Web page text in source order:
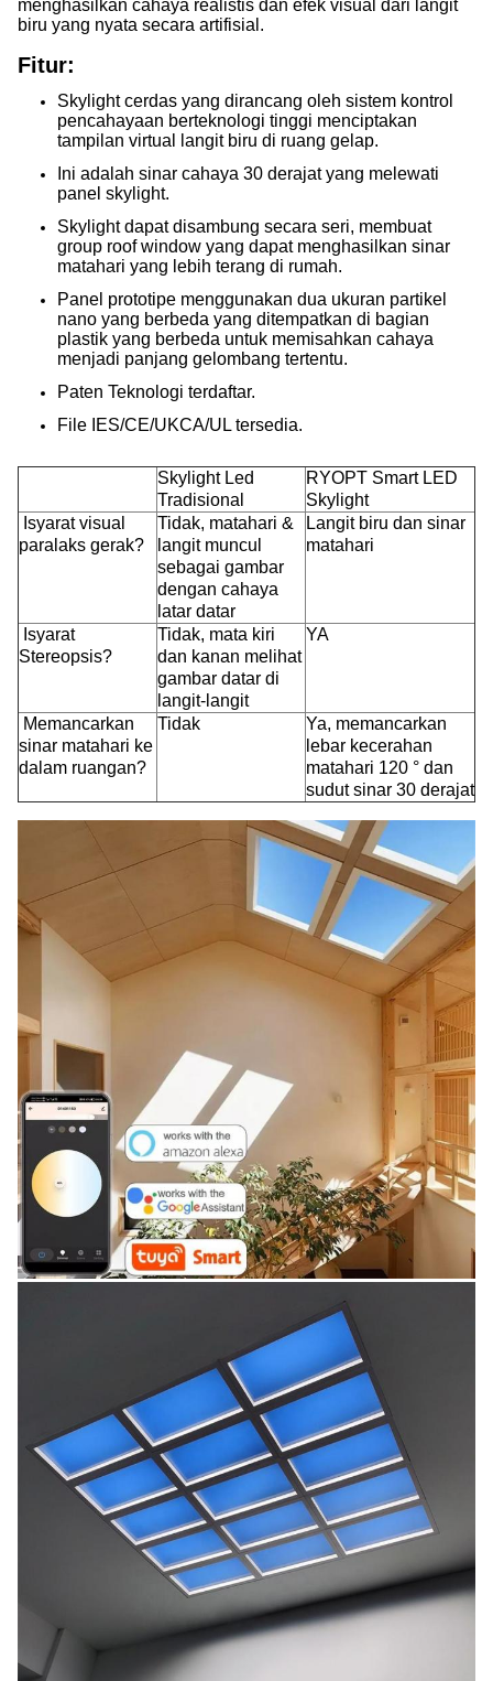
menghasilkan cahaya realistis dan efek visual dari langit
biru yang nyata secara artifisial.
Fitur:
Skylight cerdas yang dirancang oleh sistem kontrol
pencahayaan berteknologi tinggi menciptakan
tampilan virtual langit biru di ruang gelap.
Ini adalah sinar cahaya 30 derajat yang melewati
panel skylight.
Skylight dapat disambung secara seri, membuat
group roof window yang dapat menghasilkan sinar
matahari yang lebih terang di rumah.
Panel prototipe menggunakan dua ukuran partikel
nano yang berbeda yang ditempatkan di bagian
plastik yang berbeda untuk memisahkan cahaya
menjadi panjang gelombang tertentu.
Paten Teknologi terdaftar.
File IES/CE/UKCA/UL tersedia.
Skylight Led
Tradisional
RYOPT Smart LED
Skylight
Isyarat visual
paralaks gerak?
Tidak, matahari &
langit muncul
sebagai gambar
dengan cahaya
latar datar
Langit biru dan sinar
matahari
Isyarat
Stereopsis?
Tidak, mata kiri
dan kanan melihat
gambar datar di
langit-langit
YA
Memancarkan
sinar matahari ke
dalam ruangan?
Tidak
Ya, memancarkan
lebar kecerahan
matahari 120 ° dan
sudut sinar 30 derajat